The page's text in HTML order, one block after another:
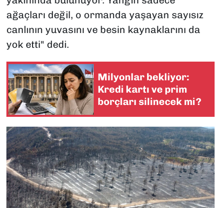
ağaçları değil, o ormanda yaşayan sayısız
canlının yuvasını ve besin kaynaklarını da
yok etti" dedi.
Milyonlar bekliyor:
Kredi kartı ve prim
borçları silinecek mi?